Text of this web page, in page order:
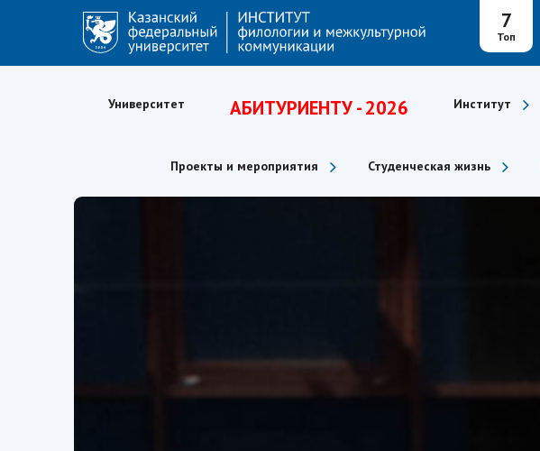
7
Топ
Университет АБИТУРИЕНТУ - 2026 Институт
Проекты и мероприятия Студенческая жизнь